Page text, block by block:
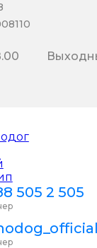
505 2 505